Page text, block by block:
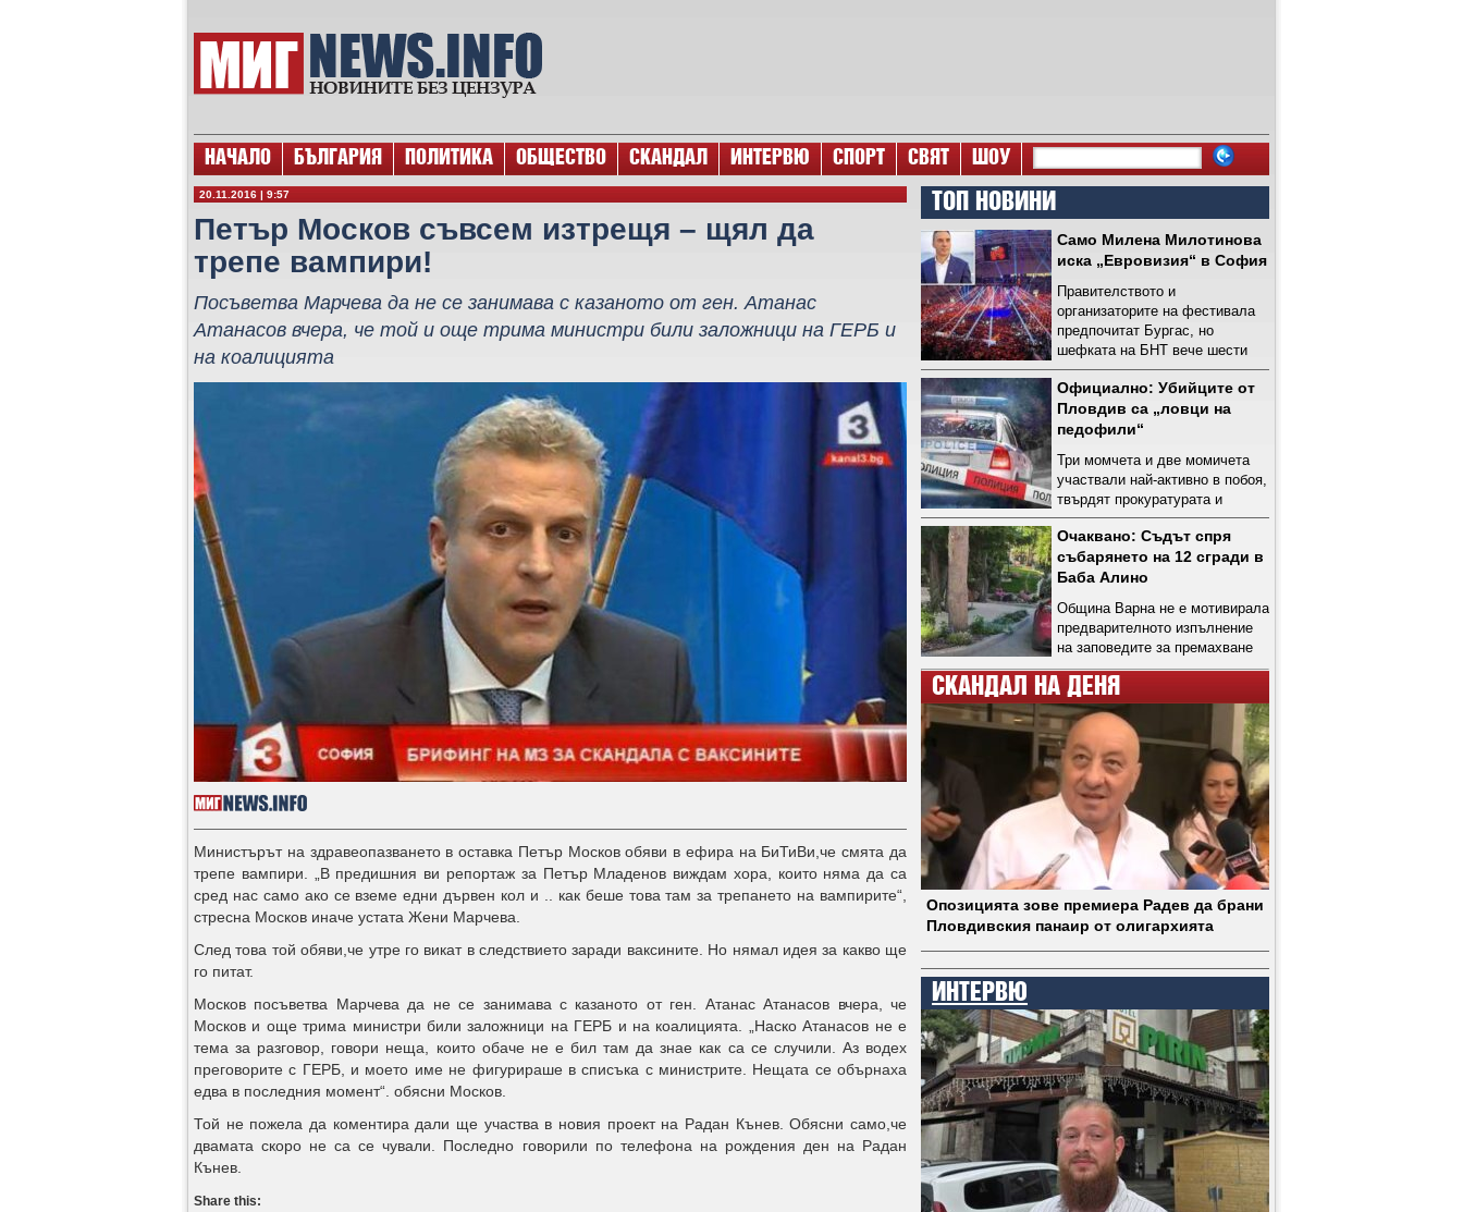
НАЧАЛО БЪЛГАРИЯ ПОЛИТИКА ОБЩЕСТВО СКАНДАЛ ИНТЕРВЮ СПОРТ СВЯТ ШОУ
20.11.2016 | 9:57
Петър Москов съвсем изтрещя – щял да
трепе вампири!
Посъветва Марчева да не се занимава с казаното от ген. Атанас
Атанасов вчера, че той и още трима министри били заложници на ГЕРБ и
на коалицията
Министърът на здравеопазването в оставка Петър Москов обяви в ефира на БиТиВи,че смята да
трепе вампири. „В предишния ви репортаж за Петър Младенов виждам хора, които няма да са
сред нас само ако се вземе едни дървен кол и .. как беше това там за трепането на вампирите“,
стресна Москов иначе устата Жени Марчева.
След това той обяви,че утре го викат в следствието заради ваксините. Но нямал идея за какво ще
го питат.
Москов посъветва Марчева да не се занимава с казаното от ген. Атанас Атанасов вчера, че
Москов и още трима министри били заложници на ГЕРБ и на коалицията. „Наско Атанасов не е
тема за разговор, говори неща, които обаче не е бил там да знае как са се случили. Аз водех
преговорите с ГЕРБ, и моето име не фигурираше в списъка с министрите. Нещата се обърнаха
едва в последния момент“. обясни Москов.
Той не пожела да коментира дали ще участва в новия проект на Радан Кънев. Обясни само,че
двамата скоро не са се чували. Последно говорили по телефона на рождения ден на Радан
Кънев.
Share this:
ТОП НОВИНИ
Само Милена Милотинова
иска „Евровизия“ в София
Правителството и
организаторите на фестивала
предпочитат Бургас, но
шефката на БНТ вече шести
ден не отстъпва
Официално: Убийците от
Пловдив са „ловци на
педофили“
Три момчета и две момичета
участвали най-активно в побоя,
твърдят прокуратурата и
полицията
Очаквано: Съдът спря
събарянето на 12 сгради в
Баба Алино
Община Варна не е мотивирала
предварителното изпълнение
на заповедите за премахване
СКАНДАЛ НА ДЕНЯ
Опозицията зове премиера Радев да брани
Пловдивския панаир от олигархията
ИНТЕРВЮ